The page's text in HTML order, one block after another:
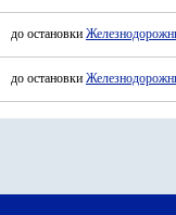
до остановки
до остановки